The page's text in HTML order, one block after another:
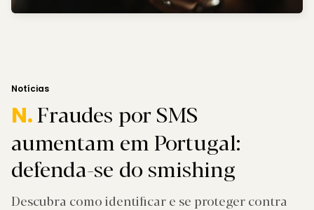
Notícias
N.Fraudes por SMS
aumentam em Portugal:
defenda-se do smishing
Descubra como identificar e se proteger contra